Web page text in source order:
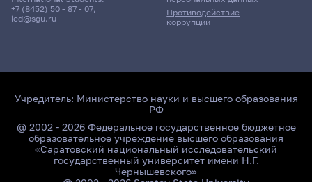
+7 (8452) 50 - 87 - 07,
ied@sgu.ru
Противодействие
коррупции
Учредитель: Министерство науки и высшего образования
РФ
@ 2002 - 2026 Федеральное государственное бюджетное
образовательное учреждение высшего образования
«Саратовский национальный исследовательский
государственный университет имени Н.Г.
Чернышевского»